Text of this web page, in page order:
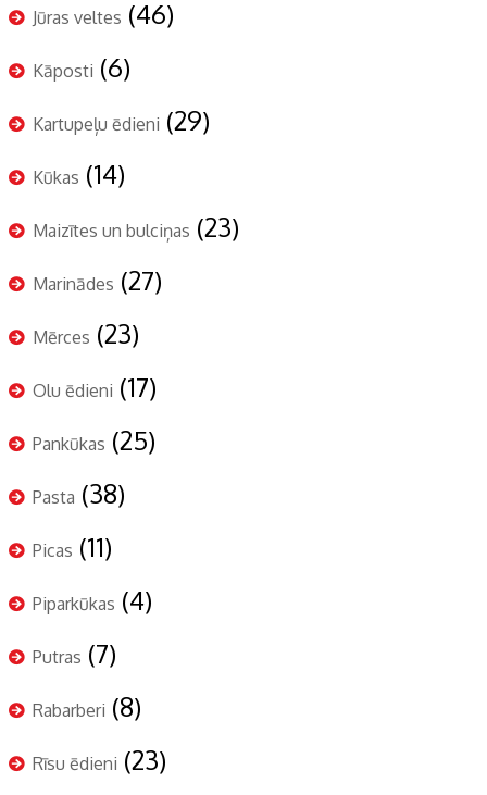
Jūras veltes (46)
Kāposti (6)
Kartupeļu ēdieni (29)
Kūkas (14)
Maizītes un bulciņas (23)
Marinādes (27)
Mērces (23)
Olu ēdieni (17)
Pankūkas (25)
Pasta (38)
Picas (11)
Piparkūkas (4)
Putras (7)
Rabarberi (8)
Rīsu ēdieni (23)